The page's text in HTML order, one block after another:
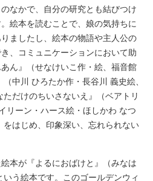
なかで、自分の研究とも結びつけ
絵本を読むことで、娘の気持ちに
ましたし、絵本の物語や主人公の
、コミュニケーションにおいて助
ん』（せなけいこ作・絵、福音館
中川 ひろたか作・長谷川 義史絵、
だけのちいさないえ』（ベアトリ
リーン・ハース絵・ほしかわ なつ
はじめ、印象深い、忘れられない
本が『よるにおばけと』（みなは
う絵本です。このゴールデンウィ